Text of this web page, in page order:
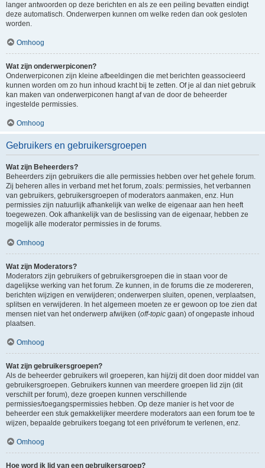
langer antwoorden op deze berichten en als ze een peiling bevatten eindigt
deze automatisch. Onderwerpen kunnen om welke reden dan ook gesloten
worden.
Omhoog
Wat zijn onderwerpiconen?
Onderwerpiconen zijn kleine afbeeldingen die met berichten geassocieerd
kunnen worden om zo hun inhoud kracht bij te zetten. Of je al dan niet gebruik
kan maken van onderwerpiconen hangt af van de door de beheerder
ingestelde permissies.
Omhoog
Gebruikers en gebruikersgroepen
Wat zijn Beheerders?
Beheerders zijn gebruikers die alle permissies hebben over het gehele forum.
Zij beheren alles in verband met het forum, zoals: permissies, het verbannen
van gebruikers, gebruikersgroepen of moderators aanmaken, enz. Hun
permissies zijn natuurlijk afhankelijk van welke de eigenaar aan hen heeft
toegewezen. Ook afhankelijk van de beslissing van de eigenaar, hebben ze
mogelijk alle moderator permissies in de forums.
Omhoog
Wat zijn Moderators?
Moderators zijn gebruikers of gebruikersgroepen die in staan voor de
dagelijkse werking van het forum. Ze kunnen, in de forums die ze modereren,
berichten wijzigen en verwijderen; onderwerpen sluiten, openen, verplaatsen,
splitsen en verwijderen. In het algemeen moeten ze er gewoon op toe zien dat
mensen niet van het onderwerp afwijken (off-topic gaan) of ongepaste inhoud
plaatsen.
Omhoog
Wat zijn gebruikersgroepen?
Als de beheerder gebruikers wil groeperen, kan hij/zij dit doen door middel van
gebruikersgroepen. Gebruikers kunnen van meerdere groepen lid zijn (dit
verschilt per forum), deze groepen kunnen verschillende
permissies/toegangspermissies hebben. Op deze manier is het voor de
beheerder een stuk gemakkelijker meerdere moderators aan een forum toe te
wijzen, bepaalde gebruikers toegang tot een privéforum te verlenen, enz.
Omhoog
Hoe word ik lid van een gebruikersgroep?